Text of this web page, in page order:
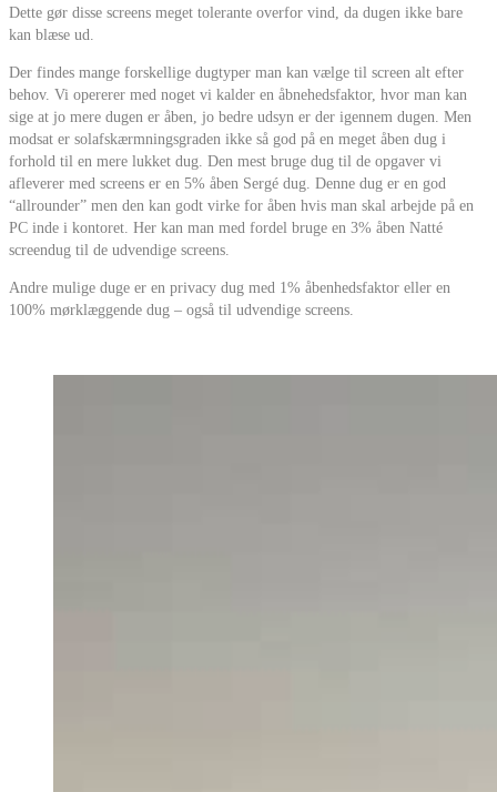
Dette gør disse screens meget tolerante overfor vind, da dugen ikke bare
kan blæse ud.
Der findes mange forskellige dugtyper man kan vælge til screen alt efter
behov. Vi opererer med noget vi kalder en åbnehedsfaktor, hvor man kan
sige at jo mere dugen er åben, jo bedre udsyn er der igennem dugen. Men
modsat er solafskærmningsgraden ikke så god på en meget åben dug i
forhold til en mere lukket dug. Den mest bruge dug til de opgaver vi
afleverer med screens er en 5% åben Sergé dug. Denne dug er en god
“allrounder” men den kan godt virke for åben hvis man skal arbejde på en
PC inde i kontoret. Her kan man med fordel bruge en 3% åben Natté
screendug til de udvendige screens.
Andre mulige duge er en privacy dug med 1% åbenhedsfaktor eller en
100% mørklæggende dug – også til udvendige screens.